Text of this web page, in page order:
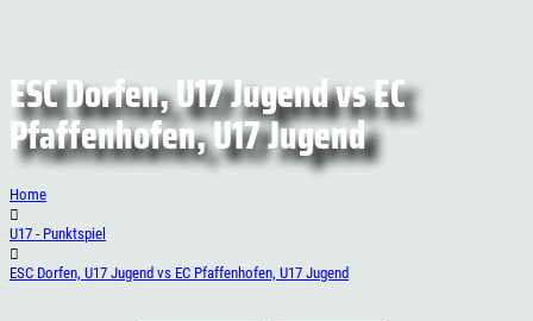
ESC Dorfen, U17 Jugend vs EC
Pfaffenhofen, U17 Jugend
Home
U17 - Punktspiel
ESC Dorfen, U17 Jugend vs EC Pfaffenhofen, U17 Jugend